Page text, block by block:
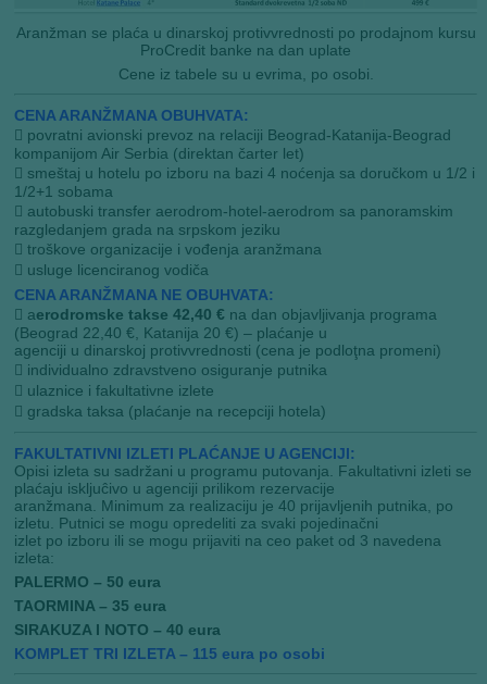
Aranžman se plaća u dinarskoj protivvrednosti po prodajnom kursu
ProCredit banke na dan uplate
Cene iz tabele su u evrima, po osobi.
CENA ARANŽMANA OBUHVATA:
 povratni avionski prevoz na relaciji Beograd-Katanija-Beograd
kompanijom Air Serbia (direktan čarter let)
 smeštaj u hotelu po izboru na bazi 4 noćenja sa doručkom u 1/2 i
1/2+1 sobama
 autobuski transfer aerodrom-hotel-aerodrom sa panoramskim
razgledanjem grada na srpskom jeziku
 troškove organizacije i vođenja aranžmana
 usluge licenciranog vodiča
CENA ARANŽMANA NE OBUHVATA:
 aerodromske takse 42,40 € na dan objavljivanja programa
(Beograd 22,40 €, Katanija 20 €) – plaćanje u
agenciji u dinarskoj protivvrednosti (cena je podloţna promeni)
 individualno zdravstveno osiguranje putnika
 ulaznice i fakultativne izlete
 gradska taksa (plaćanje na recepciji hotela)
FAKULTATIVNI IZLETI PLAĆANJE U AGENCIJI:
Opisi izleta su sadržani u programu putovanja. Fakultativni izleti se
plaćaju iskljuĉivo u agenciji prilikom rezervacije
aranžmana. Minimum za realizaciju je 40 prijavljenih putnika, po
izletu. Putnici se mogu opredeliti za svaki pojedinačni
izlet po izboru ili se mogu prijaviti na ceo paket od 3 navedena
izleta:
PALERMO – 50 eura
TAORMINA – 35 eura
SIRAKUZA I NOTO – 40 eura
KOMPLET TRI IZLETA – 115 eura po osobi